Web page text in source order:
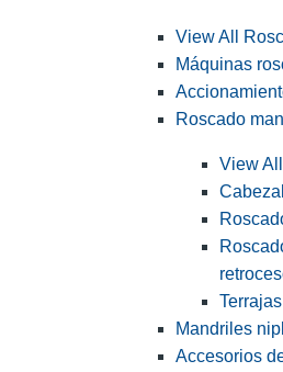
View All
Máquinas
Roscado
View
Mandriles
Accesorios